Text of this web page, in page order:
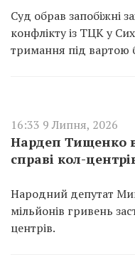
Суд обрав запобіжні
конфлікту із ТЦК у
тримання під вартою
16:33 9 Липня, 2026
Нардеп Тищенко
справі кол-
Народний депутат
мільйонів гривень
центрів.